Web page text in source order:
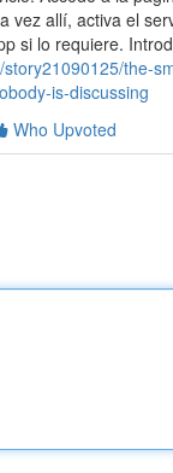
vez allí, activa el
si lo requiere.
the-
is-discussing
Who Upvoted